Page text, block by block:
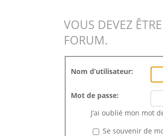
VOUS DEVEZ
FORUM.
Nom d’utilisateur:
Mot de passe:
J’ai oublié mon mot
Se souvenir de